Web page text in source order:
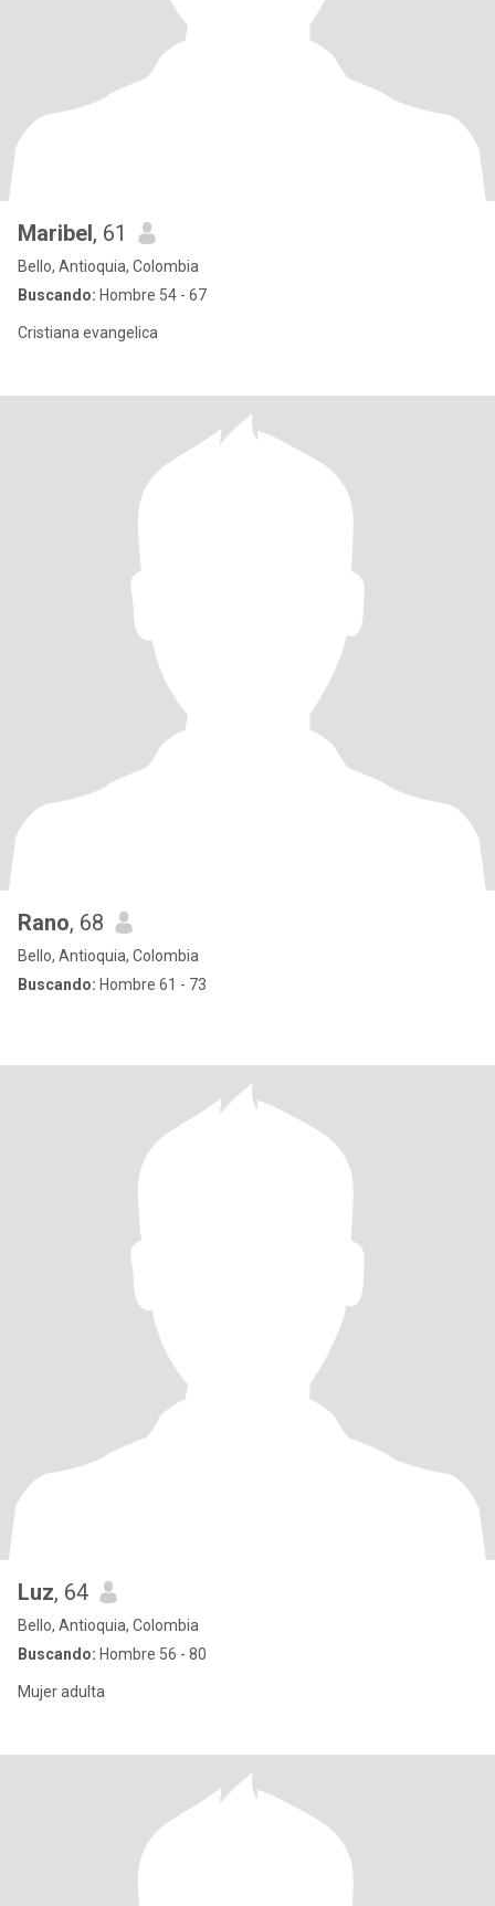
Maribel, 61
Bello, Antioquia, Colombia
Buscando: Hombre 54 - 67
Cristiana evangelica
Rano, 68
Bello, Antioquia, Colombia
Buscando: Hombre 61 - 73
Luz, 64
Bello, Antioquia, Colombia
Buscando: Hombre 56 - 80
Mujer adulta